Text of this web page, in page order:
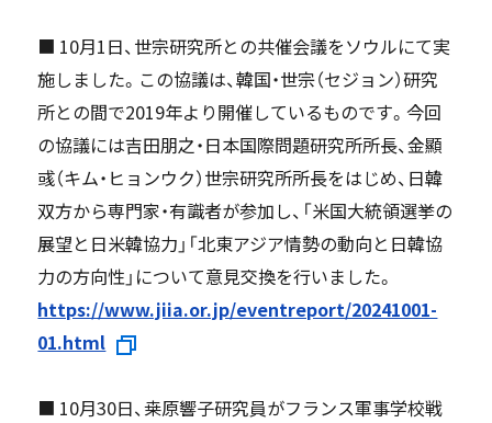
■ 10月1日、世宗研究所との共催会議をソウルにて実
施しました。この協議は、韓国・世宗（セジョン）研究
所との間で2019年より開催しているものです。今回
の協議には吉田朋之・日本国際問題研究所所長、金顯
彧（キム・ヒョンウク）世宗研究所所長をはじめ、日韓
双方から専門家・有識者が参加し、「米国大統領選挙の
展望と日米韓協力」「北東アジア情勢の動向と日韓協
力の方向性」について意見交換を行いました。
https://www.jiia.or.jp/eventreport/20241001-
01.html
■ 10月30日、桒原響子研究員がフランス軍事学校戦